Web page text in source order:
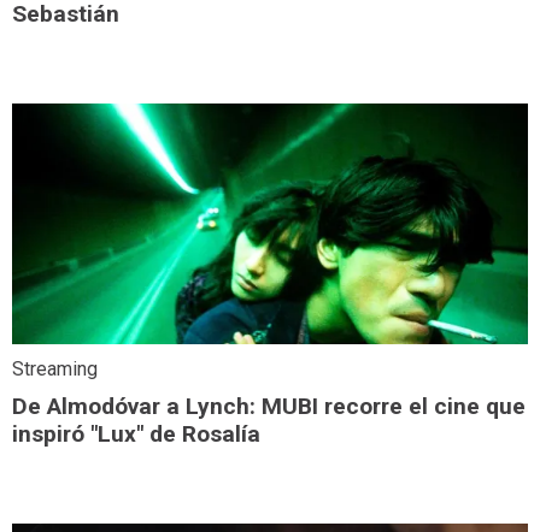
Sebastián
Streaming
De Almodóvar a Lynch: MUBI recorre el cine que
inspiró "Lux" de Rosalía